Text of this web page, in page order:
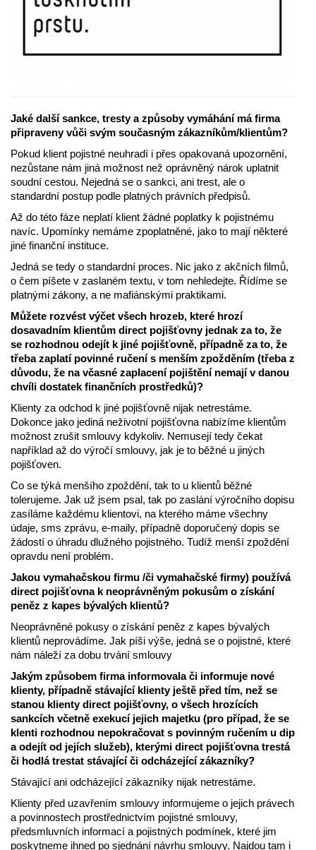
Jaké další sankce, tresty a způsoby vymáhání má firma
připraveny vůči svým současným zákazníkům/klientům?
Pokud klient pojistné neuhradí i přes opakovaná upozornění,
nezůstane nám jiná možnost než oprávněný nárok uplatnit
soudní cestou. Nejedná se o sankci, ani trest, ale o
standardní postup podle platných právních předpisů.
Až do této fáze neplatí klient žádné poplatky k pojistnému
navíc. Upomínky nemáme zpoplatněné, jako to mají některé
jiné finanční instituce.
Jedná se tedy o standardní proces. Nic jako z akčních filmů,
o čem píšete v zaslaném textu, v tom nehledejte. Řídíme se
platnými zákony, a ne mafiánskými praktikami.
Můžete rozvést výčet všech hrozeb, které hrozí
dosavadním klientům direct pojišťovny jednak za to, že
se rozhodnou odejít k jiné pojišťovně, případně za to, že
třeba zaplatí povinné ručení s menším zpožděním (třeba z
důvodu, že na včasné zaplacení pojištění nemají v danou
chvíli dostatek finančních prostředků)?
Klienty za odchod k jiné pojišťovně nijak netrestáme.
Dokonce jako jediná neživotní pojišťovna nabízíme klientům
možnost zrušit smlouvy kdykoliv. Nemusejí tedy čekat
například až do výročí smlouvy, jak je to běžné u jiných
pojišťoven.
Co se týká menšího zpoždění, tak to u klientů běžné
tolerujeme. Jak už jsem psal, tak po zaslání výročního dopisu
zasíláme každému klientovi, na kterého máme všechny
údaje, sms zprávu, e-maily, případně doporučený dopis se
žádostí o úhradu dlužného pojistného. Tudíž menší zpoždění
opravdu není problém.
Jakou vymahačskou firmu /či vymahačské firmy) používá
direct pojišťovna k neoprávněným pokusům o získání
peněz z kapes bývalých klientů?
Neoprávněné pokusy o získání peněz z kapes bývalých
klientů neprovádíme. Jak píši výše, jedná se o pojistné, které
nám náleží za dobu trvání smlouvy
Jakým způsobem firma informovala či informuje nové
klienty, případně stávající klienty ještě před tím, než se
stanou klienty direct pojišťovny, o všech hrozících
sankcích včetně exekucí jejich majetku (pro případ, že se
klenti rozhodnou nepokračovat s povinným ručením u dip
a odejít od jejích služeb), kterými direct pojišťovna trestá
či hodlá trestat stávající či odcházející zákazníky?
Stávající ani odcházející zákazníky nijak netrestáme.
Klienty před uzavřením smlouvy informujeme o jejich právech
a povinnostech prostřednictvím pojistné smlouvy,
předsmluvních informací a pojistných podmínek, které jim
poskytneme ihned po sjednání návrhu smlouvy. Najdou tam i